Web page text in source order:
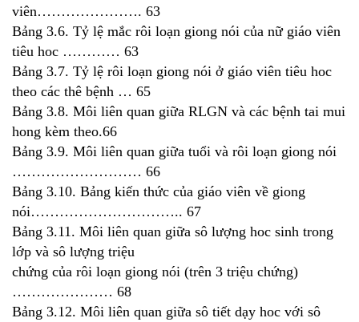
viên…………………. 63
Bảng 3.6. Tỷ lệ mắc rôi loạn giong nói của nữ giáo viên
tiêu hoc ………… 63
Bảng 3.7. Tỷ lệ rôi loạn giong nói ở giáo viên tiêu hoc
theo các thê bệnh … 65
Bảng 3.8. Môi liên quan giữa RLGN và các bệnh tai mui
hong kèm theo.66
Bảng 3.9. Môi liên quan giữa tuổi và rôi loạn giong nói
……………………… 66
Bảng 3.10. Bảng kiến thức của giáo viên về giong
nói………………………….. 67
Bảng 3.11. Môi liên quan giữa sô lượng hoc sinh trong
lớp và sô lượng triệu
chứng của rôi loạn giong nói (trên 3 triệu chứng)
………………… 68
Bảng 3.12. Môi liên quan giữa sô tiết dạy hoc với sô